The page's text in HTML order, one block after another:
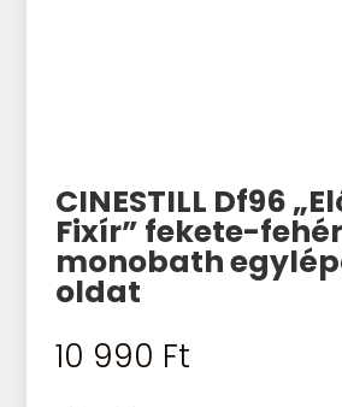
CINESTILL Df96
Fixír” fekete-fehér
monobath
oldat
10 990 Ft